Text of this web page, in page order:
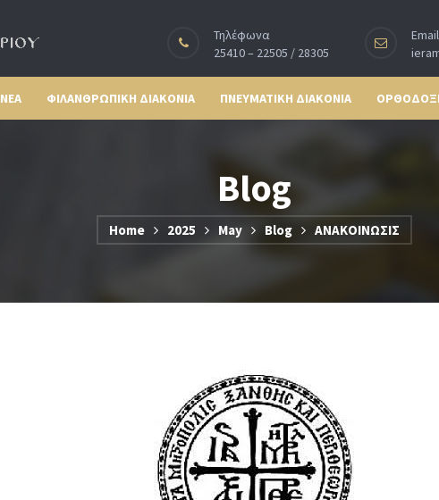
Τηλέφωνα
25410 – 22505 / 28305
Email
ΝΕΑ ΦΙΛΑΝΘΡΩΠΙΚΗ ΔΙΑΚΟΝΙΑ ΠΝΕΥΜΑΤΙΚΗ ΔΙΑΚΟΝΙΑ
Blog
Home 2025 May Blog ΑΝΑΚΟΙΝΩΣΙΣ